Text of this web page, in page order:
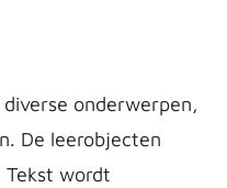
onderwerpen,
De leerobjecten
Tekst wordt